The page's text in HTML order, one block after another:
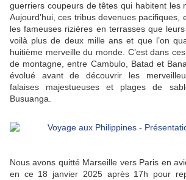
guerriers coupeurs de têtes qui habitent les
Aujourd’hui, ces tribus devenues pacifiques,
les fameuses rizières en terrasses que
voilà plus de deux mille ans et que l’on
huitième merveille du monde. C’est dans
de montagne, entre Cambulo, Batad et
évolué avant de découvrir les
falaises majestueuses et plages de
Busuanga.
Nous avons quitté Marseille vers Paris en
en ce 18 janvier 2025 après 17h pour